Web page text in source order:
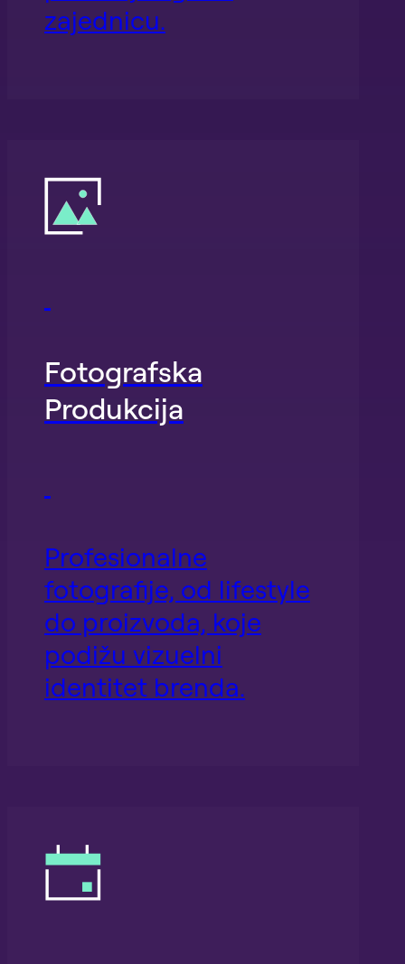
zajednicu.
Fotografska
Produkcija
Profesionalne
fotografije, od lifestyle
do proizvoda, koje
podižu vizuelni
identitet brenda.